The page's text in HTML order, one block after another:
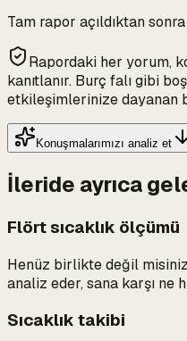
Tam rapor açıldıktan
Rapordaki her yorum,
kanıtlanır. Burç falı gibi
etkileşimlerinize dayanan
Konuşmalarımızı analiz et
İleride ayrıca
Flört sıcaklık ölçümü
Henüz birlikte değil
analiz eder, sana karşı ne
Sıcaklık takibi